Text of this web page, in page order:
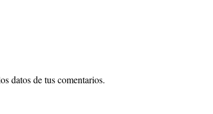
datos de tus comentarios.